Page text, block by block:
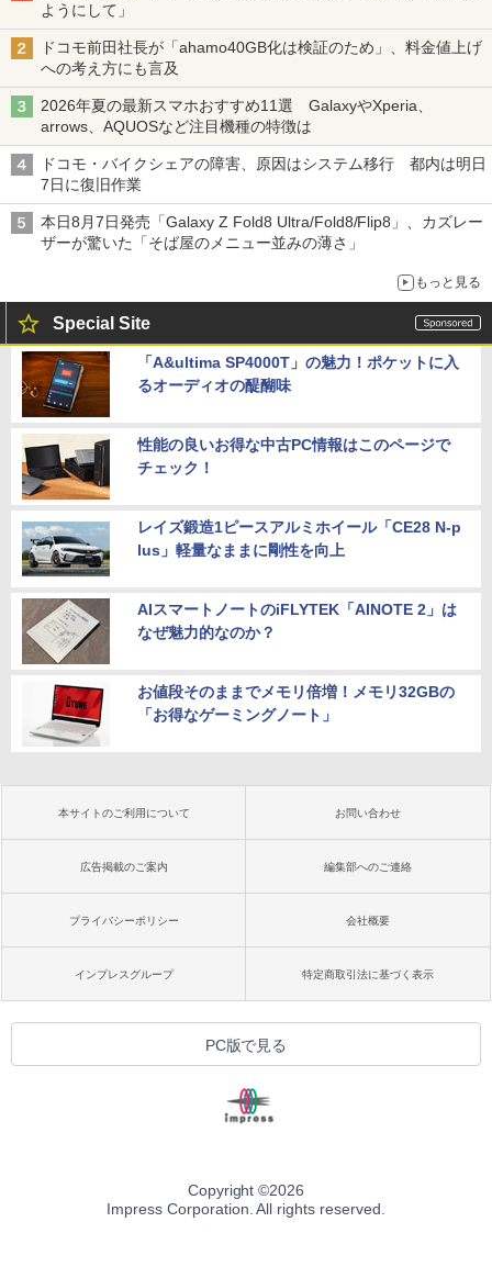
ようにして」
ドコモ前田社長が「ahamo40GB化は検証のため」、料金値上げ
への考え方にも言及
2026年夏の最新スマホおすすめ11選 GalaxyやXperia、
arrows、AQUOSなど注目機種の特徴は
ドコモ・バイクシェアの障害、原因はシステム移行 都内は明日
7日に復旧作業
本日8月7日発売「Galaxy Z Fold8 Ultra/Fold8/Flip8」、カズレー
ザーが驚いた「そば屋のメニュー並みの薄さ」
もっと見る
Special Site
「A&ultima SP4000T」の魅力！ポケットに入
るオーディオの醍醐味
性能の良いお得な中古PC情報はこのページで
チェック！
レイズ鍛造1ピースアルミホイール「CE28 N-p
lus」軽量なままに剛性を向上
AIスマートノートのiFLYTEK「AINOTE 2」は
なぜ魅力的なのか？
お値段そのままでメモリ倍増！メモリ32GBの
「お得なゲーミングノート」
本サイトのご利用について お問い合わせ
広告掲載のご案内 編集部へのご連絡
プライバシーポリシー 会社概要
インプレスグループ 特定商取引法に基づく表示
PC版で見る
Copyright ©2026
Impress Corporation. All rights reserved.